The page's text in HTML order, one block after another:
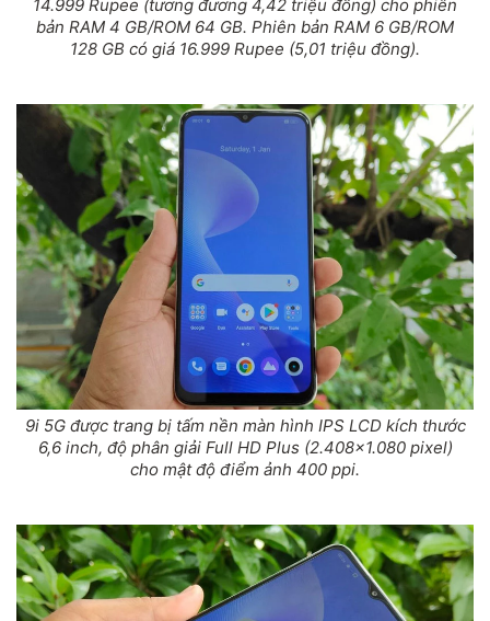
14.999 Rupee (tương đương 4,42 triệu đồng) cho phiên
bản RAM 4 GB/ROM 64 GB. Phiên bản RAM 6 GB/ROM
128 GB có giá 16.999 Rupee (5,01 triệu đồng).
9i 5G được trang bị tấm nền màn hình IPS LCD kích thước
6,6 inch, độ phân giải Full HD Plus (2.408x1.080 pixel)
cho mật độ điểm ảnh 400 ppi.